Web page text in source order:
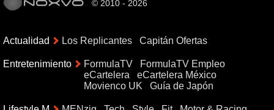
© 2010 - 2026
Actualidad Los Replicantes Capitán Ofertas
Entretenimiento FormulaTV
FormulaTV Empleo
eCartelera
eCartelera México
Movienco UK
Guía de Japón